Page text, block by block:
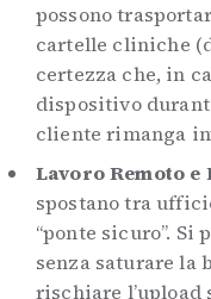
possono
cartelle cliniche
certezza che, in
dispositivo
cliente rimanga
Lavoro Remoto
spostano tra
“ponte sicuro”. Si
senza saturare la
rischiare